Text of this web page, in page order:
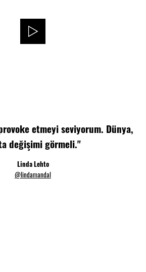
etmeyi seviyorum. Dünya,
değişimi görmeli."
Linda Lehto
@lindamandal